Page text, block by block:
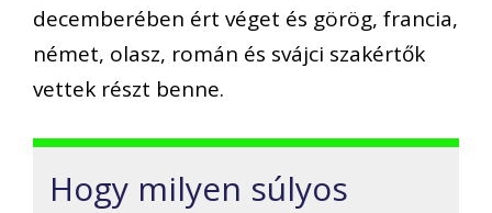
decemberében ért véget és görög, francia,
német, olasz, román és svájci szakértők
vettek részt benne.
Hogy milyen súlyos